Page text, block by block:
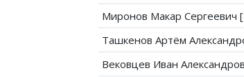
Миронов Макар Сергеевич
Ташкенов Артём
Вековцев Иван